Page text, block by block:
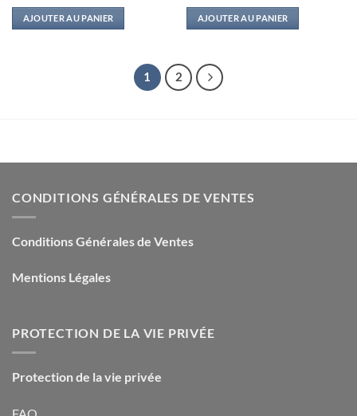
AJOUTER AU PANIER AJOUTER AU PANIER
1 2
CONDITIONS GÉNÉRALES DE VENTES
Conditions Générales de Ventes
Mentions Légales
PROTECTION DE LA VIE PRIVÉE
Protection de la vie privée
FAQ